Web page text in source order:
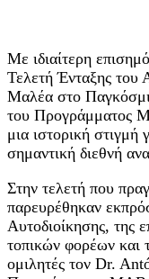
Με ιδιαίτερη
Τελετή Ένταξης του
Μαλέα στο
του Προγράμματος
μια ιστορική
σημαντική διεθνή
Στην τελετή που
παρευρέθηκαν
Αυτοδιοίκησης, της
τοπικών φορέων και
ομιλητές τον Dr.